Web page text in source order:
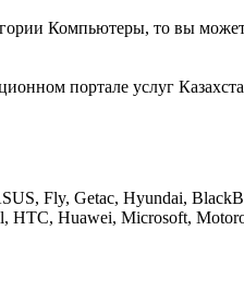
Компьютеры, то вы
портале услуг
Fly, Getac, Hyundai,
HTC, Huawei, Microsoft,